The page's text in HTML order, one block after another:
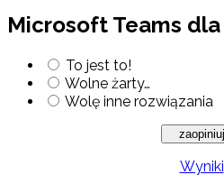
Microsoft Teams
To jest to!
Wolne żarty…
Wolę inne rozwiązania
Wyniki